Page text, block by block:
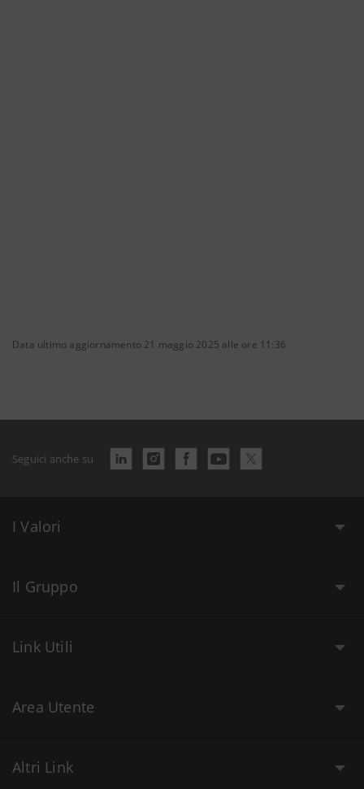
Data ultimo aggiornamento 21 maggio 2025 alle ore 11:36
Seguici anche su
I Valori
Il Gruppo
Link Utili
Area Utente
Altri Link